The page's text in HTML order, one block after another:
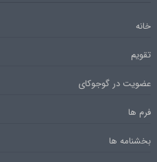
خانه
تقویم
عضویت در گوجوکای
فرم ها
بخشنامه ها